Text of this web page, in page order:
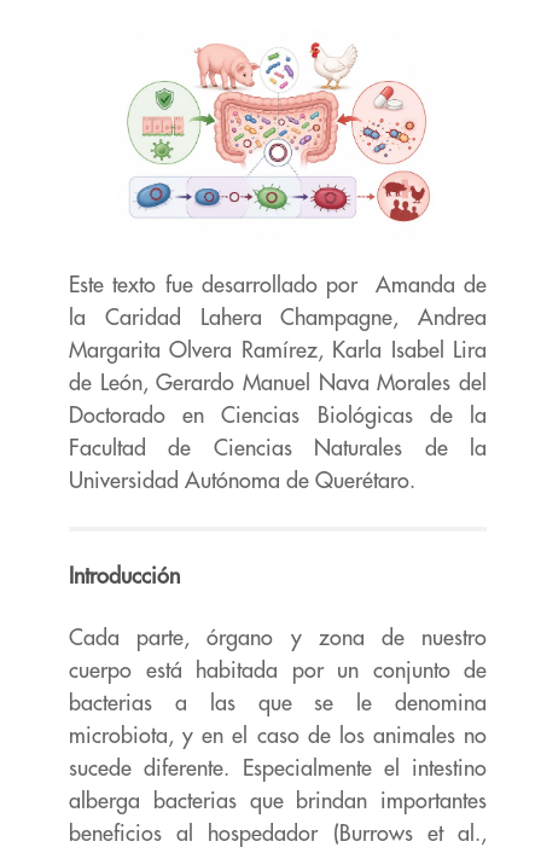
Este texto fue desarrollado por Amanda de
la Caridad Lahera Champagne, Andrea
Margarita Olvera Ramírez, Karla
Isabel Lira
de León, Gerardo Manuel Nava Morales del
Doctorado en Ciencias Biológicas de la
Facultad de Ciencias Naturales de la
Universidad Autónoma de Querétaro.
Introducción
Cada parte, órgano y zona de nuestro
cuerpo está habitada por un conjunto de
bacterias a las que se le denomina
microbiota, y en el caso de los animales no
sucede diferente.
Especialmente el intestino
alberga bacterias que brindan importantes
beneficios al hospedador (Burrows et al.,